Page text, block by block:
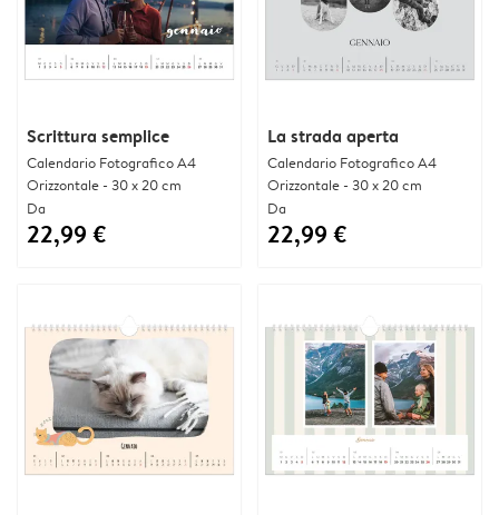
Scrittura semplice
Calendario Fotografico A4
Orizzontale - 30 x 20 cm
Da
22,99 €
La strada aperta
Calendario Fotografico A4
Orizzontale - 30 x 20 cm
Da
22,99 €